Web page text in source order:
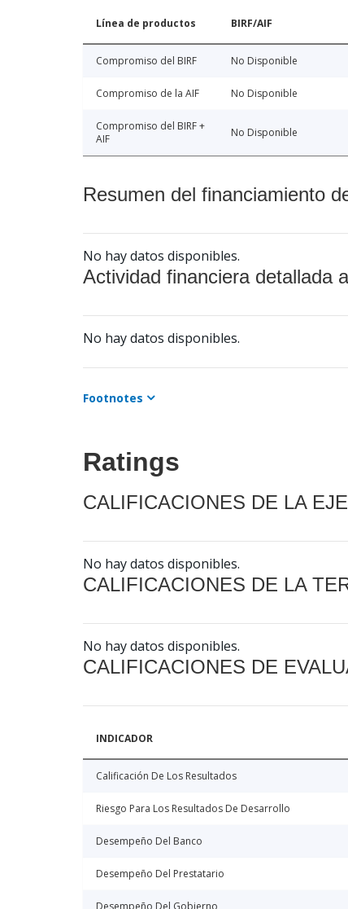
Línea de productos BIRF/AIF
Compromiso del BIRF No Disponible
Compromiso de la AIF No Disponible
Compromiso del BIRF +
AIF
No Disponible
Resumen del financiamiento
No hay datos disponibles.
Actividad financiera detallada
No hay datos disponibles.
Footnotes
Ratings
CALIFICACIONES DE LA
No hay datos disponibles.
CALIFICACIONES DE LA
No hay datos disponibles.
CALIFICACIONES DE
INDICADOR
Calificación De Los Resultados
Riesgo Para Los Resultados De Desarrollo
Desempeño Del Banco
Desempeño Del Prestatario